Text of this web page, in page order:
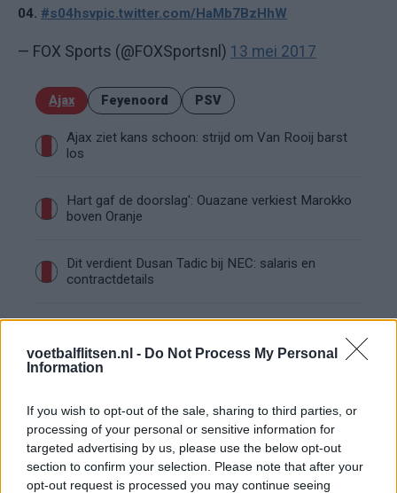
voetbalflitsen.nl - Do Not Process My Personal
Information
If you wish to opt-out of the sale, sharing to third parties, or
processing of your personal or sensitive information for
targeted advertising by us, please use the below opt-out
section to confirm your selection. Please note that after your
opt-out request is processed you may continue seeing
04. #s04hsvpic.twitter.com/HaMb7BzHhW
— FOX Sports (@FOXSportsnl) 13 mei 2017
Ajax Feyenoord PSV
Ajax ziet kans schoon: strijd om Van Rooij barst
los
Hart gaf de doorslag': Ouazane verkiest Marokko
boven Oranje
Dit verdient Dusan Tadic bij NEC: salaris en
contractdetails
Ajax dicht bij komst Arokodare: huurdeal met
sokken na blunder met tenues
Hakim Ziyech verhuurt opnieuw luxe
appartement op Amsterdamse Zuidas